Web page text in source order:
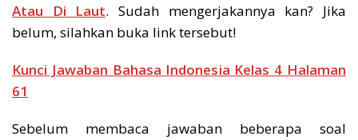
Atau Di Laut. Sudah mengerjakannya kan? Jika
belum, silahkan buka link tersebut!
Kunci Jawaban Bahasa Indonesia Kelas 4 Halaman
61
Sebelum membaca jawaban beberapa soal